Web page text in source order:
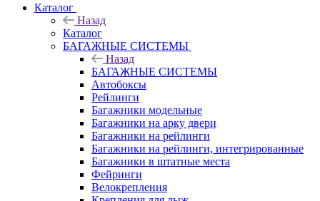
Каталог
Назад
Каталог
БАГАЖНЫЕ СИСТЕМЫ
Назад
БАГАЖНЫЕ СИСТЕМЫ
Автобоксы
Рейлинги
Багажники модельные
Багажники на арку двери
Багажники на рейлинги
Багажники на рейлинги, интегрированные
Багажники в штатные места
Фейринги
Велокрепления